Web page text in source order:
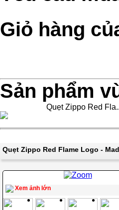
Giỏ hàng
Sản phẩm
Quẹt Zippo Red
Quẹt Zippo Red Flame Logo -
Xem ảnh lớn